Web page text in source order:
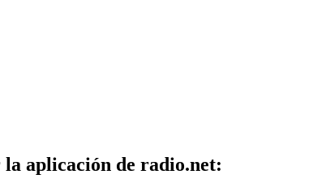
la aplicación de radio.net: